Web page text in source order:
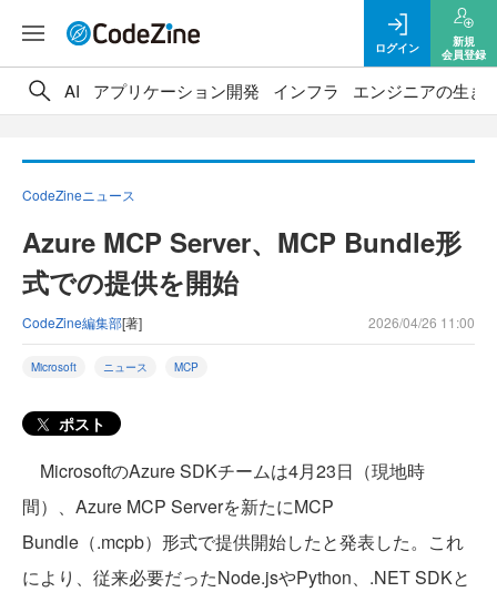
ログイン
新規
会員登録
AI アプリケーション開発 インフラ エンジニアの生き
CodeZineニュース
Azure MCP Server、MCP Bundle形
式での提供を開始
CodeZine編集部[著] 2026/04/26 11:00
Microsoft ニュース MCP
ポスト
MicrosoftのAzure SDKチームは4月23日（現地時
間）、Azure MCP Serverを新たにMCP
Bundle（.mcpb）形式で提供開始したと発表した。これ
により、従来必要だったNode.jsやPython、.NET SDKと